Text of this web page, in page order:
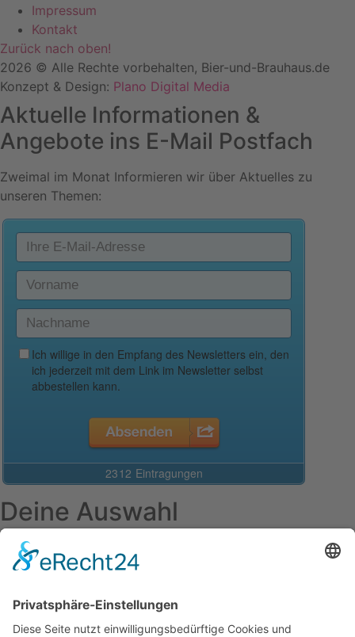
Impressum
Kontakt
Zurück nach oben!
2026 © Alle Rechte vorbehalten, Bier-und-Brauhaus.de
Konzept & Design: Plano Digital Media
Aktuelle Informationen &
Angebote ins E-Mail Postfach
Zweimal im Monat Informieren wir über Aktuelles zu
unseren Themen:
Deine Auswahl
Startseite
Aktuelles Blog
Ausgaben online lesen
Über uns